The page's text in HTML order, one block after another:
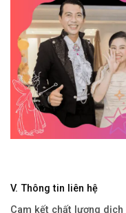
V. Thông tin liên hệ
Cam kết chất lượng